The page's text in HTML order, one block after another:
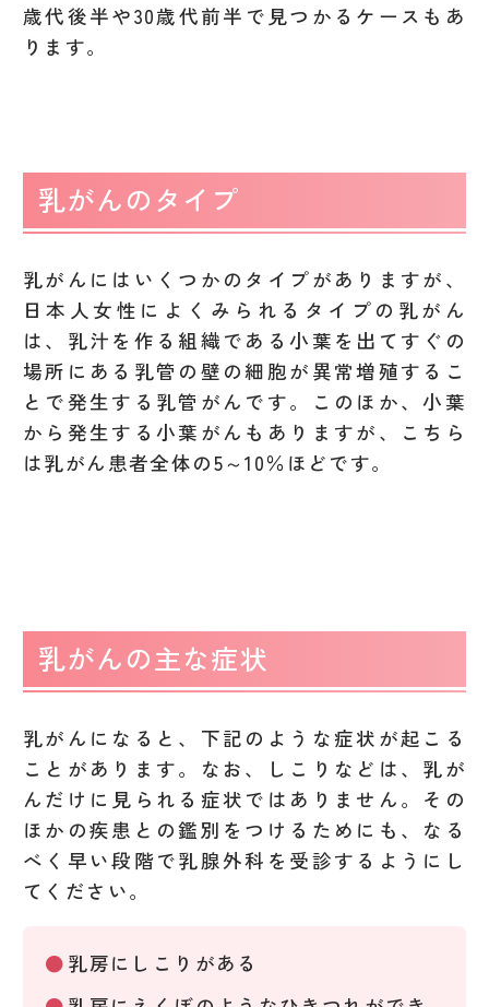
歳代後半や30歳代前半で見つかるケースもあ
ります。
乳がんのタイプ
乳がんにはいくつかのタイプがありますが、
日本人女性によくみられるタイプの乳がん
は、乳汁を作る組織である小葉を出てすぐの
場所にある乳管の壁の細胞が異常増殖するこ
とで発生する乳管がんです。このほか、小葉
から発生する小葉がんもありますが、こちら
は乳がん患者全体の5～10％ほどです。
乳がんの主な症状
乳がんになると、下記のような症状が起こる
ことがあります。なお、しこりなどは、乳が
んだけに見られる症状ではありません。その
ほかの疾患との鑑別をつけるためにも、なる
べく早い段階で乳腺外科を受診するようにし
てください。
乳房にしこりがある